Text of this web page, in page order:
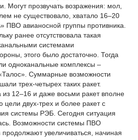
Могут прозвучать возражения: мол,
не существовало, хватало 16–20
ПВО авианосной группы противника.
ранее отсутствовала такая
системами
этого было достаточно. Тогда
одноканальные комплексы –
Суммарные возможности
трех-четырех таких ракет.
из 12–16 и даже восьми ракет вполне
цели двух-трех и более ракет с
системы РЭБ. Сегодня ситуация
Возможности системы ПВО
увеличиваться, начиная